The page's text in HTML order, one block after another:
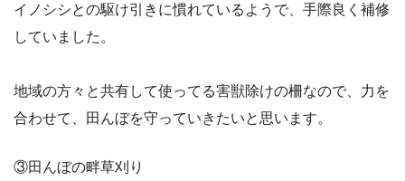
イノシシとの駆け引きに慣れているようで、手際良く補修
していました。
地域の方々と共有して使ってる害獣除けの柵なので、力を
合わせて、田んぼを守っていきたいと思います。
③田んぼの畔草刈り